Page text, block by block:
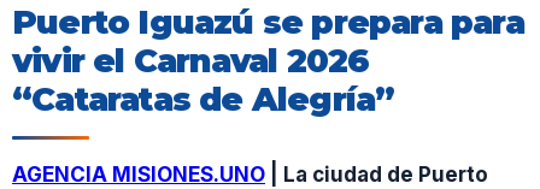
Puerto Iguazú se prepara para
vivir el Carnaval 2026
“Cataratas de Alegría”
AGENCIA MISIONES.UNO | La ciudad de Puerto